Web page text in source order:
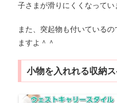
子さまが滑りにくくなってい
また、突起物も付いている
ますよ＾＾
小物を入れれる収納